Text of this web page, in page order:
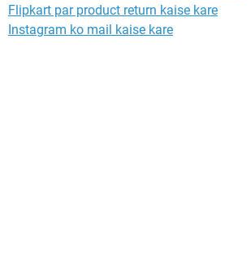
Flipkart par product return kaise kare
Instagram ko mail kaise kare